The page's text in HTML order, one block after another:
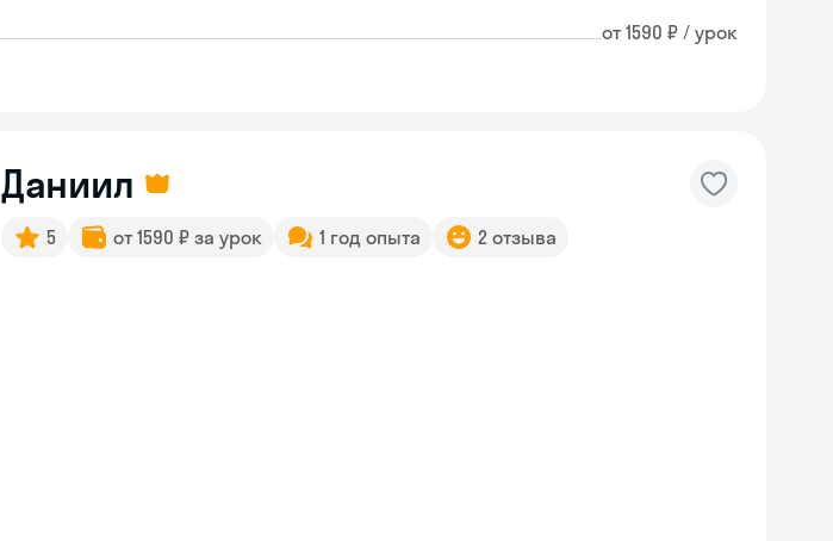
от 1590 ₽ / урок
Даниил
5 от 1590 ₽ за урок 1 год опыта 2 отзыва